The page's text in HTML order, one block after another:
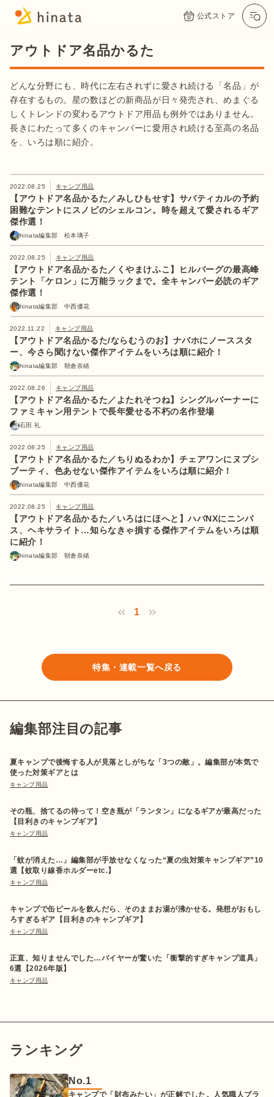
公式ストア
アウトドア名品かるた
どんな分野にも、時代に左右されずに愛され続ける「名品」が
存在するもの。星の数ほどの新商品が日々発売され、めまぐる
しくトレンドの変わるアウトドア用品も例外ではありません。
長きにわたって多くのキャンパーに愛用され続ける至高の名品
を、いろは順に紹介。
2022.08.25 キャンプ用品
【アウトドア名品かるた／みしひもせす】サバティカルの予約
困難なテントにスノピのシェルコン。時を超えて愛されるギア
傑作選！
hinata編集部 松本璃子
2022.08.25 キャンプ用品
【アウトドア名品かるた／くやまけふこ】ヒルバーグの最高峰
テント「ケロン」に万能ラックまで。全キャンパー必読のギア
傑作選！
hinata編集部 中西優花
2022.11.22 キャンプ用品
【アウトドア名品かるた/ならむうのお】ナバホにノーススタ
ー、今さら聞けない傑作アイテムをいろは順に紹介！
hinata編集部 朝倉奈緒
2022.08.26 キャンプ用品
【アウトドア名品かるた／よたれそつね】シングルバーナーに
ファミキャン用テントで長年愛せる不朽の名作登場
石田 礼
2022.08.25 キャンプ用品
【アウトドア名品かるた／ちりぬるわか】チェアワンにヌプシ
ブーティ、色あせない傑作アイテムをいろは順に紹介！
hinata編集部 中西優花
2022.08.25 キャンプ用品
【アウトドア名品かるた／いろはにほへと】ハバNXにニンバ
ス、ヘキサライト…知らなきゃ損する傑作アイテムをいろは順
に紹介！
hinata編集部 朝倉奈緒
1
特集・連載一覧へ戻る
編集部注目の記事
夏キャンプで後悔する人が見落としがちな「3つの敵」。編集部が本気で
使った対策ギアとは
キャンプ用品
その瓶、捨てるの待って！空き瓶が「ランタン」になるギアが最高だった
【目利きのキャンプギア】
キャンプ用品
「蚊が消えた…」編集部が手放せなくなった“夏の虫対策キャンプギア”10
選【蚊取り線香ホルダーetc.】
キャンプ用品
キャンプで缶ビールを飲んだら、そのままお湯が沸かせる。発想がおもし
ろすぎるギア【目利きのキャンプギア】
キャンプ用品
正直、知りませんでした…バイヤーが驚いた「衝撃的すぎキャンプ道具」
6選【2026年版】
キャンプ用品
ランキング
No.1
キャンプで「財布みたい」が正解でした。人気職人ブラ